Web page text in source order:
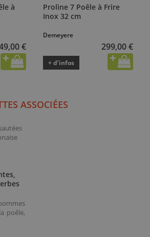
à
€
Proline 7 Poêle à Frire
Inox 32 cm
Demeyere
299,00 €
+ d’infos
ASSOCIÉES
poêle,